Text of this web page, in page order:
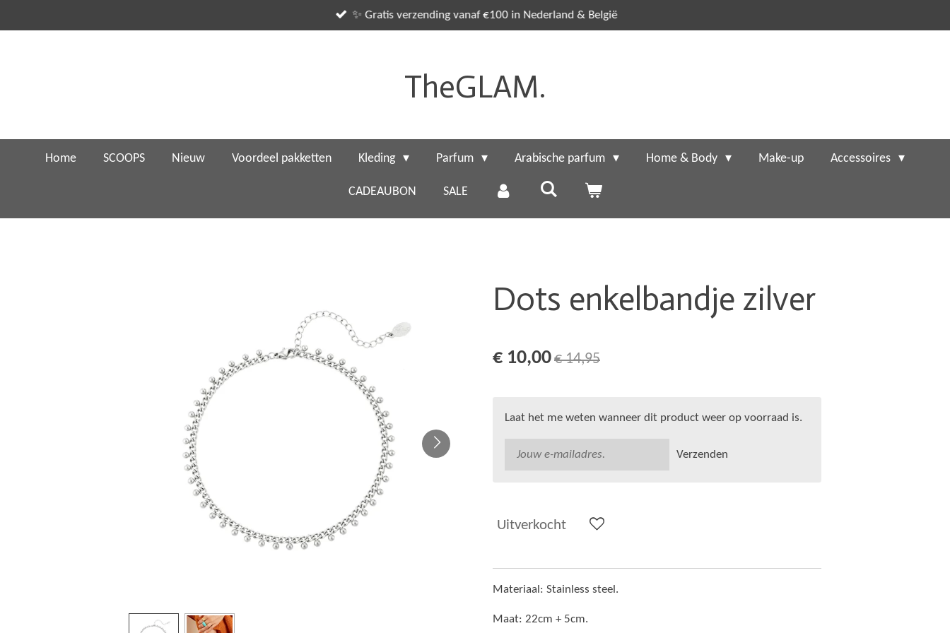
direct
✨ Gratis verzending vanaf €100 in Nederland & België
TheGLAM.
Home SCOOPS Nieuw Voordeel pakketten Kleding Parfum Arabische parfum Home & Body Make-up Accessoires
CADEAUBON SALE
Dots enkelbandje zilver
€ 10,00€ 14,95
Laat het me weten wanneer dit product weer op voorraad is.
Verzenden
Uitverkocht
Materiaal: Stainless steel.
Maat: 22cm + 5cm.